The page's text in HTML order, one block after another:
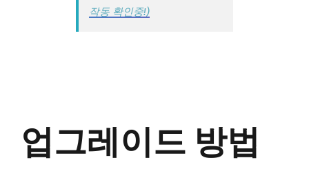
작동 확인중!)
업그레이드 방법